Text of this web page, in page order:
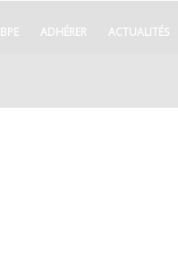
BPE ADHÉRER ACTUALITÉS